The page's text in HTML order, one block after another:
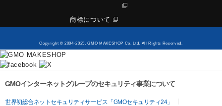
商標について
Copyright © 2004-2025, GMO MAKESHOP Co. Ltd. All Rights Reserved.
GMOインターネットグループのセキュリティ事業について
世界初総合ネットセキュリティサービス「GMOセキュリティ24」